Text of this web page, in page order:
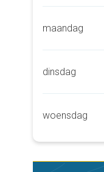
maandag
dinsdag
woensdag